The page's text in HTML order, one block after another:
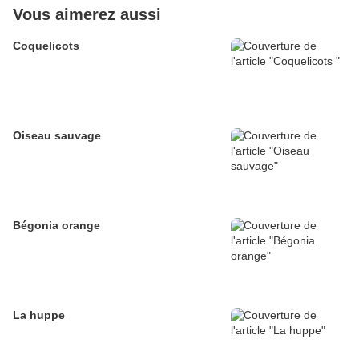
Vous aimerez aussi
Coquelicots
Oiseau sauvage
Bégonia orange
La huppe